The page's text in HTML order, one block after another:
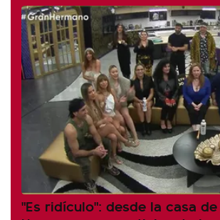
"Es ridículo": desde la casa